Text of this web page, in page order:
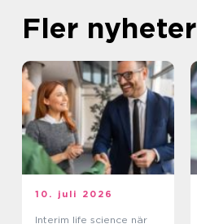
Fler nyheter
10. juli 2026
Interim life science när